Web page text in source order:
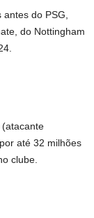
do PSG,
do Nottingham
até 32 milhões
clube.